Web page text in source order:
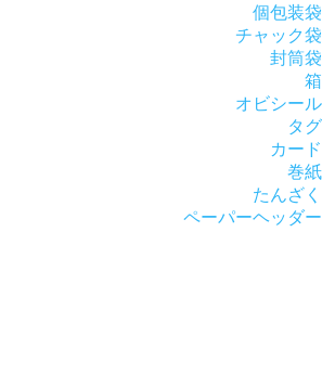
個包装袋
チャック袋
封筒袋
箱
オビシール
タグ
カード
巻紙
たんざく
ペーパーヘッダー